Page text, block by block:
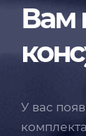
Вам
У вас